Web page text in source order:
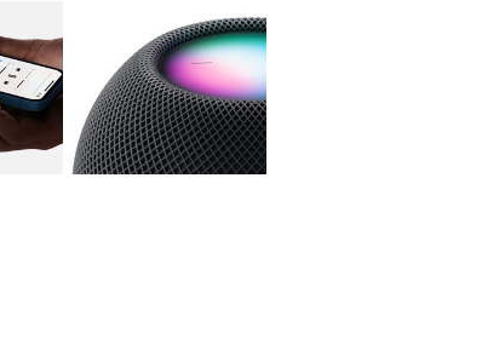
4 图库 图像 5